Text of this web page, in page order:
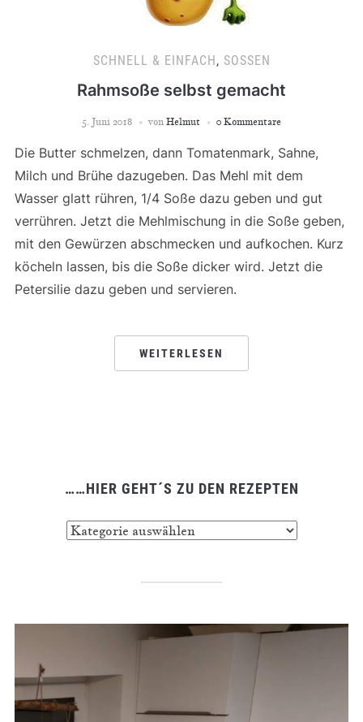
……HIER GEHT´S ZU DEN REZEPTEN
SCHNELL & EINFACH, SOSSEN
Rahmsoße selbst gemacht
5. Juni 2018 von Helmut 0 Kommentare
Die Butter schmelzen, dann Tomatenmark, Sahne,
Milch und Brühe dazugeben. Das Mehl mit dem
Wasser glatt rühren, 1/4 Soße dazu geben und gut
verrühren. Jetzt die Mehlmischung in die Soße geben,
mit den Gewürzen abschmecken und aufkochen. Kurz
köcheln lassen, bis die Soße dicker wird. Jetzt die
Petersilie dazu geben und servieren.
WEITERLESEN